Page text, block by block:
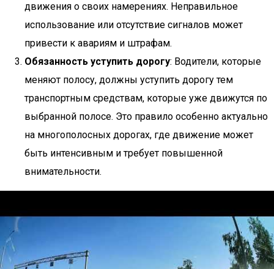
движения о своих намерениях. Неправильное
использование или отсутствие сигналов может
привести к авариям и штрафам.
Обязанность уступить дорогу: Водители, которые
меняют полосу, должны уступить дорогу тем
транспортным средствам, которые уже движутся по
выбранной полосе. Это правило особенно актуально
на многополосных дорогах, где движение может
быть интенсивным и требует повышенной
внимательности.